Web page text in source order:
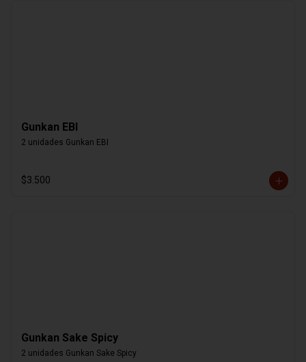
Gunkan EBI
2 unidades Gunkan EBI
$3.500
Gunkan Sake Spicy
2 unidades Gunkan Sake Spicy